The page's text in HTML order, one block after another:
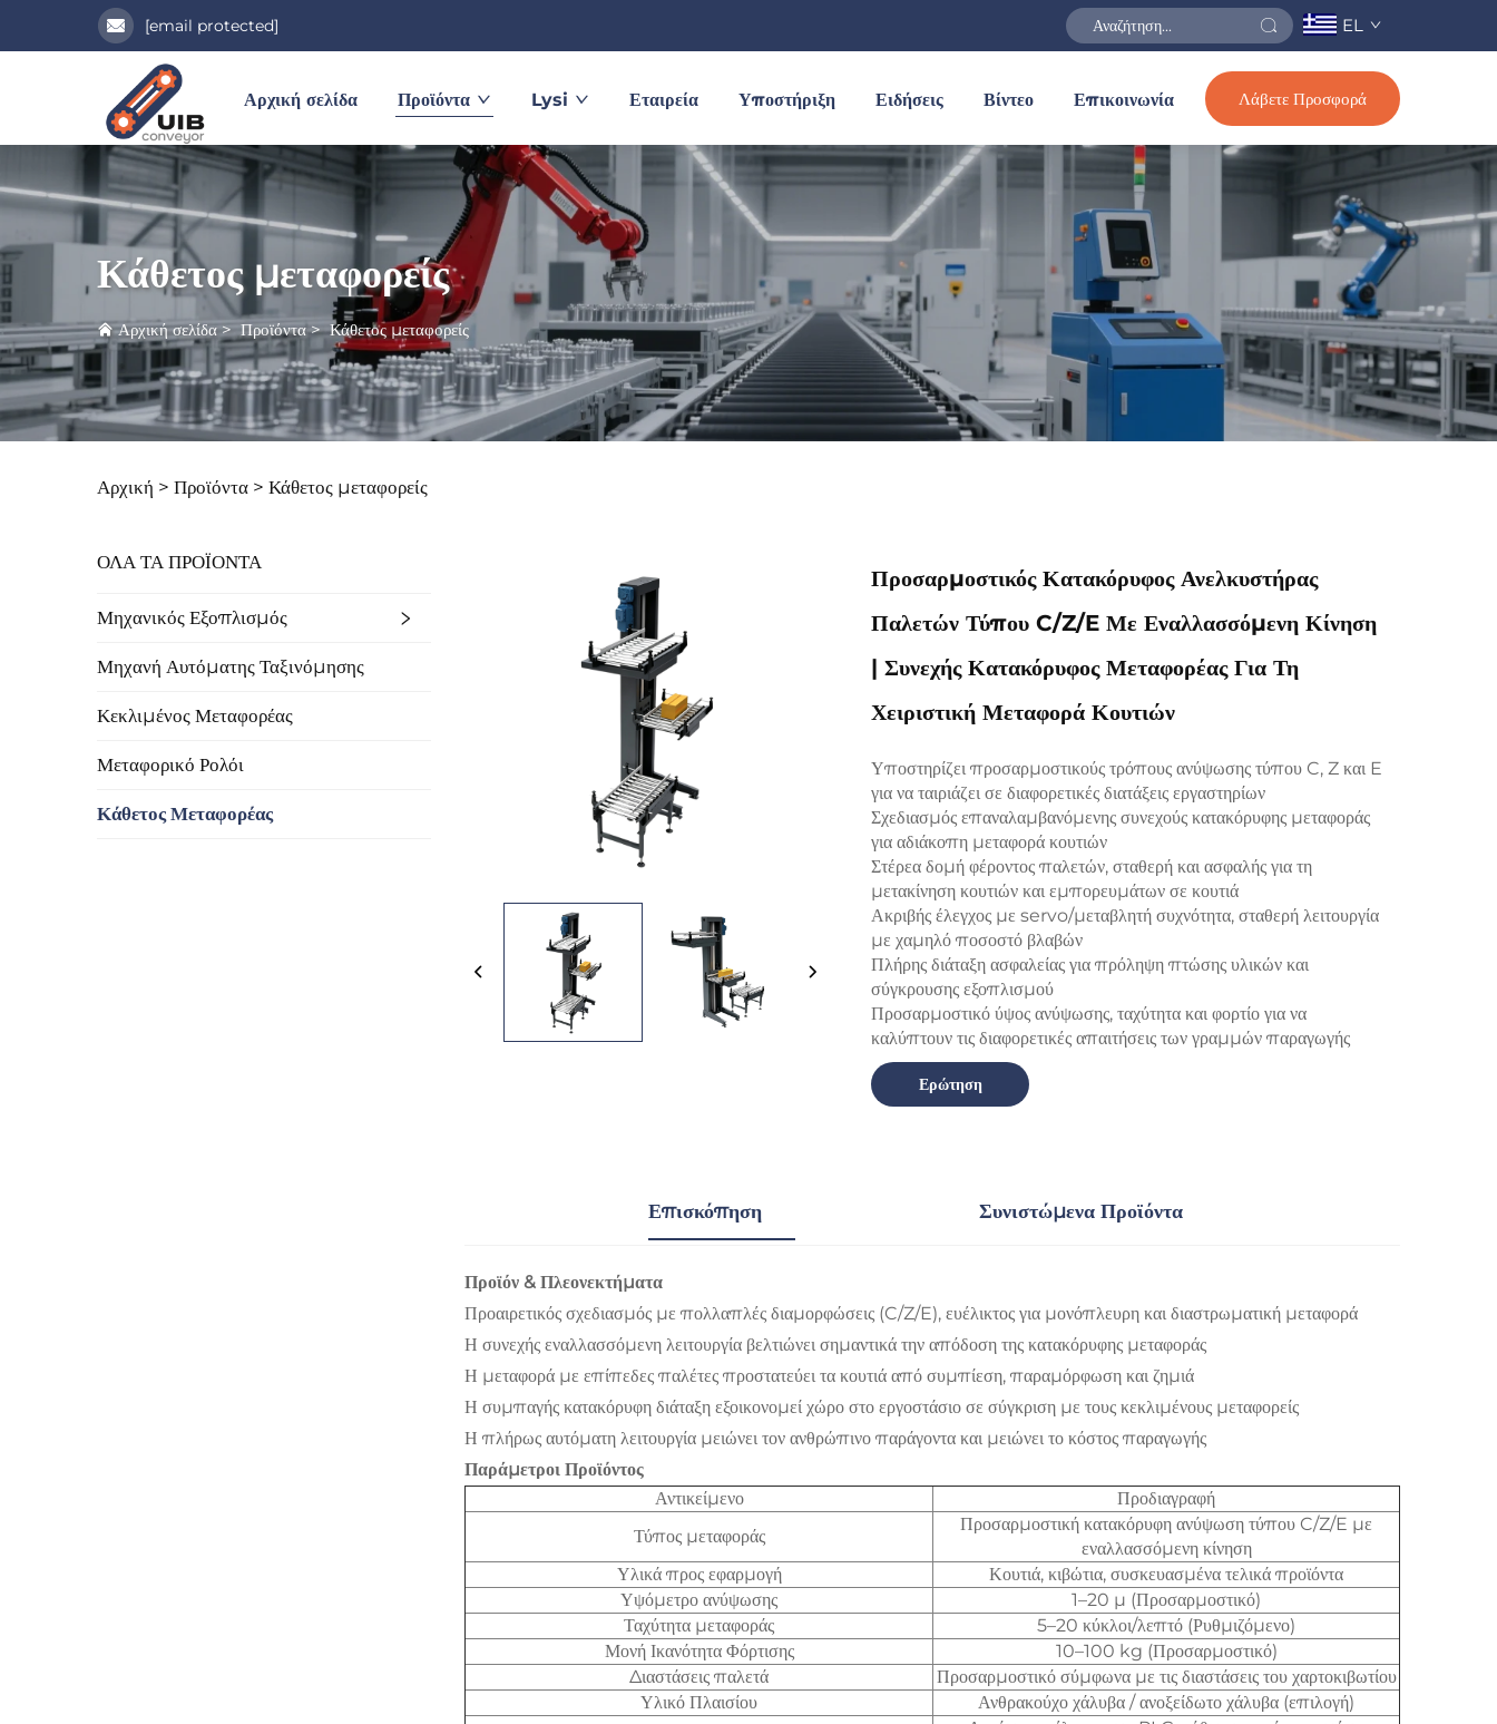
[email protected] EL
Αρχική σελίδα Προϊόντα Lysi Εταιρεία Υποστήριξη Ειδήσεις Βίντεο Επικοινωνία Λάβετε Προσφορά
Κάθετος μεταφορείς
Αρχική σελίδα> Προϊόντα>Κάθετος μεταφορείς
Αρχική > Προϊόντα > Κάθετος μεταφορείς
ΟΛΑ ΤΑ ΠΡΟΪΟΝΤΑ
Μηχανικός Εξοπλισμός
Μηχανή Αυτόματης Ταξινόμησης
Κεκλιμένος Μεταφορέας
Μεταφορικό Ρολόι
Κάθετος Μεταφορέας
Προσαρμοστικός Κατακόρυφος Ανελκυστήρας
Παλετών Τύπου C/Z/E Με Εναλλασσόμενη Κίνηση
| Συνεχής Κατακόρυφος Μεταφορέας Για Τη
Χειριστική Μεταφορά Κουτιών
Υποστηρίζει προσαρμοστικούς τρόπους ανύψωσης τύπου C, Z και E
για να ταιριάζει σε διαφορετικές διατάξεις εργαστηρίων
Σχεδιασμός επαναλαμβανόμενης συνεχούς κατακόρυφης μεταφοράς
για αδιάκοπη μεταφορά κουτιών
Στέρεα δομή φέροντος παλετών, σταθερή και ασφαλής για τη
μετακίνηση κουτιών και εμπορευμάτων σε κουτιά
Ακριβής έλεγχος με servo/μεταβλητή συχνότητα, σταθερή λειτουργία
με χαμηλό ποσοστό βλαβών
Πλήρης διάταξη ασφαλείας για πρόληψη πτώσης υλικών και
σύγκρουσης εξοπλισμού
Προσαρμοστικό ύψος ανύψωσης, ταχύτητα και φορτίο για να
καλύπτουν τις διαφορετικές απαιτήσεις των γραμμών παραγωγής
Ερώτηση
Επισκόπηση Συνιστώμενα Προϊόντα
Προϊόν & Πλεονεκτήματα
Προαιρετικός σχεδιασμός με πολλαπλές διαμορφώσεις (C/Z/E), ευέλικτος για μονόπλευρη και διαστρωματική μεταφορά
Η συνεχής εναλλασσόμενη λειτουργία βελτιώνει σημαντικά την απόδοση της κατακόρυφης μεταφοράς
Η μεταφορά με επίπεδες παλέτες προστατεύει τα κουτιά από συμπίεση, παραμόρφωση και ζημιά
Η συμπαγής κατακόρυφη διάταξη εξοικονομεί χώρο στο εργοστάσιο σε σύγκριση με τους κεκλιμένους μεταφορείς
Η πλήρως αυτόματη λειτουργία μειώνει τον ανθρώπινο παράγοντα και μειώνει το κόστος παραγωγής
Παράμετροι Προϊόντος
Αντικείμενο
Προδιαγραφή
Τύπος μεταφοράς
Προσαρμοστική κατακόρυφη ανύψωση τύπου C/Z/E με
εναλλασσόμενη κίνηση
Υλικά προς εφαρμογή
Κουτιά, κιβώτια, συσκευασμένα τελικά προϊόντα
Υψόμετρο ανύψωσης
1–20 μ (Προσαρμοστικό)
Ταχύτητα μεταφοράς
5–20 κύκλοι/λεπτό (Ρυθμιζόμενο)
Μονή Ικανότητα Φόρτισης
10–100 kg (Προσαρμοστικό)
Διαστάσεις παλετά
Προσαρμοστικό σύμφωνα με τις διαστάσεις του χαρτοκιβωτίου
Υλικό Πλαισίου
Ανθρακούχο χάλυβα / ανοξείδωτο χάλυβα (επιλογή)